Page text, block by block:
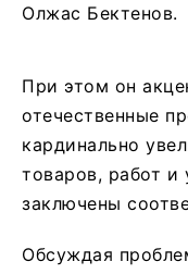
Олжас Бектенов.
При этом он
отечественные
кардинально
товаров, работ и
заключены
Обсуждая